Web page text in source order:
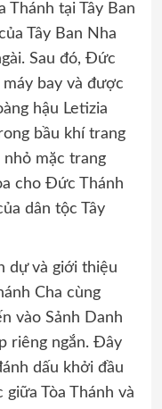
Thánh tại Tây Ban
Tây Ban Nha
Sau đó, Đức
bay và được
hậu Letizia
bầu khí trang
mặc trang
cho Đức Thánh
dân tộc Tây
dự và giới thiệu
Cha cùng
vào Sảnh Danh
riêng ngắn. Đây
dấu khởi đầu
Tòa Thánh và